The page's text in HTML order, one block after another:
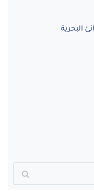
البحرية